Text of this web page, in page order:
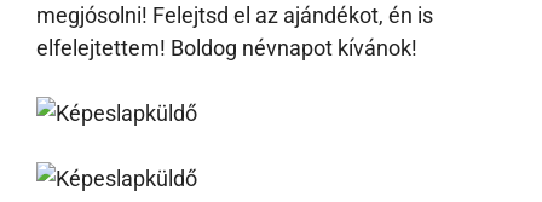
megjósolni! Felejtsd el az ajándékot, én is
elfelejtettem! Boldog névnapot kívánok!